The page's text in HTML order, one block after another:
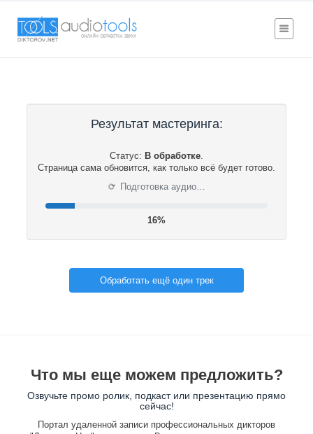
Результат мастеринга:
Статус: В обработке.
Страница сама обновится, как только всё будет готово.
⟳ Подготовка аудио…
16%
Обработать ещё один трек
Что мы еще можем предложить?
Озвучьте промо ролик, подкаст или презентацию прямо
сейчас!
Портал удаленной записи профессиональных дикторов